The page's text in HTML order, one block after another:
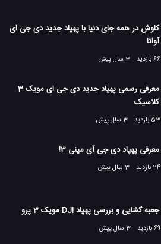
کاوش در همه جای دنیا با پهپاد جدید دی جی ای
آواتا
66 بازدید
3 سال پیش
معرفی رسمی پهپاد جدید دی جی ای مویک 3
کلاسیک
53 بازدید
3 سال پیش
معرفی پهپاد دی جی آی مینی 3!
24 بازدید 3 سال پیش
جعبه گشایی و بررسی پهپاد DJI مویک 3 پرو
69 بازدید 3 سال پیش